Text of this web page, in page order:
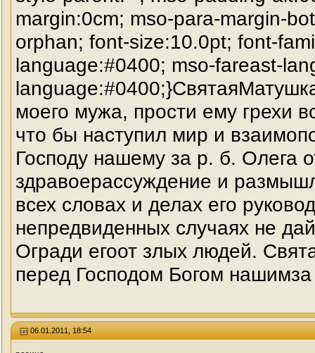
margin:0cm; mso-para-margin-
orphan; font-size:10.0pt; font-
language:#0400; mso-fareast-
моего мужа, прости ему грехи
что бы наступил мир и
Господу нашему за р. б. Олега
здравоерассуждение и
всех словах и делах его
непредвиденных случаях не
Огради егоот злых людей.
перед Господом Богом
06.01.2011, 18:54